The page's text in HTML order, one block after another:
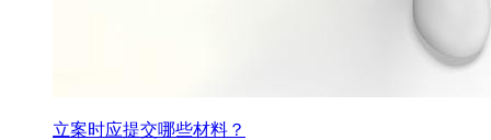
立案时应提交哪些材料？